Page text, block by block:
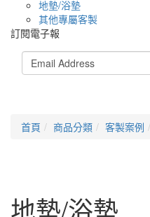
地墊/浴墊
其他專屬客製
訂閱電子報
首頁 商品分類 客製案例
地墊/浴墊